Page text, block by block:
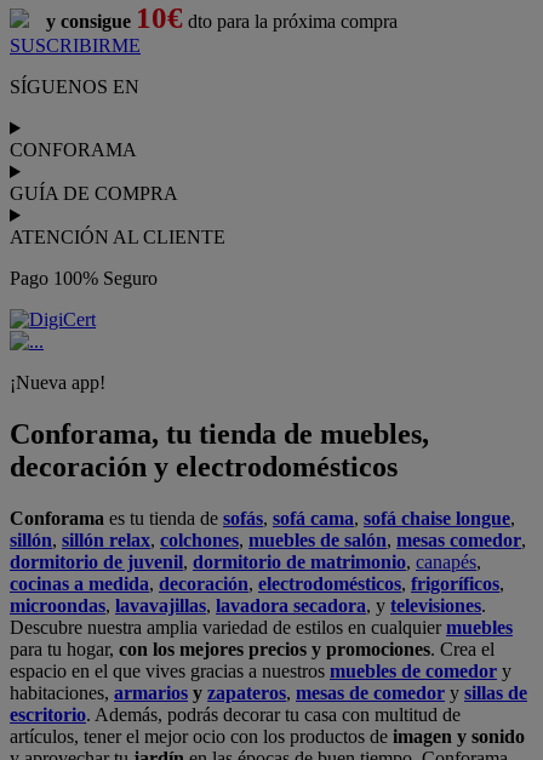
y consigue 10€ dto para la próxima compra
SUSCRIBIRME
SÍGUENOS EN
CONFORAMA
GUÍA DE COMPRA
ATENCIÓN AL CLIENTE
Pago 100% Seguro
¡Nueva app!
Conforama, tu tienda de muebles,
decoración y electrodomésticos
Conforama es tu tienda de sofás, sofá cama, sofá chaise longue,
sillón, sillón relax, colchones, muebles de salón, mesas comedor,
dormitorio de juvenil, dormitorio de matrimonio, canapés,
cocinas a medida, decoración, electrodomésticos, frigoríficos,
microondas, lavavajillas, lavadora secadora, y televisiones.
Descubre nuestra amplia variedad de estilos en cualquiermuebles
para tu hogar, con los mejores precios y promociones. Crea el
espacio en el que vives gracias a nuestros muebles de comedor y
habitaciones, armarios y zapateros, mesas de comedor y sillas de
escritorio. Además, podrás decorar tu casa con multitud de
artículos, tener el mejor ocio con los productos de imagen y sonido